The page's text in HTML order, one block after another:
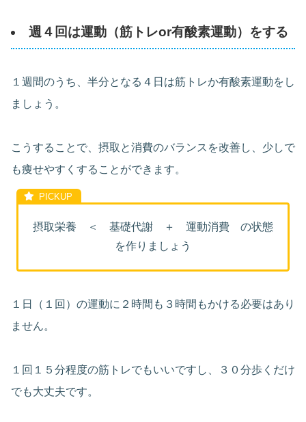
週４回は運動（筋トレor有酸素運動）をする
１週間のうち、半分となる４日は筋トレか有酸素運動をし
ましょう。
こうすることで、摂取と消費のバランスを改善し、少しで
も痩せやすくすることができます。
摂取栄養 ＜ 基礎代謝 ＋ 運動消費 の状態
を作りましょう
１日（１回）の運動に２時間も３時間もかける必要はあり
ません。
１回１５分程度の筋トレでもいいですし、３０分歩くだけ
でも大丈夫です。